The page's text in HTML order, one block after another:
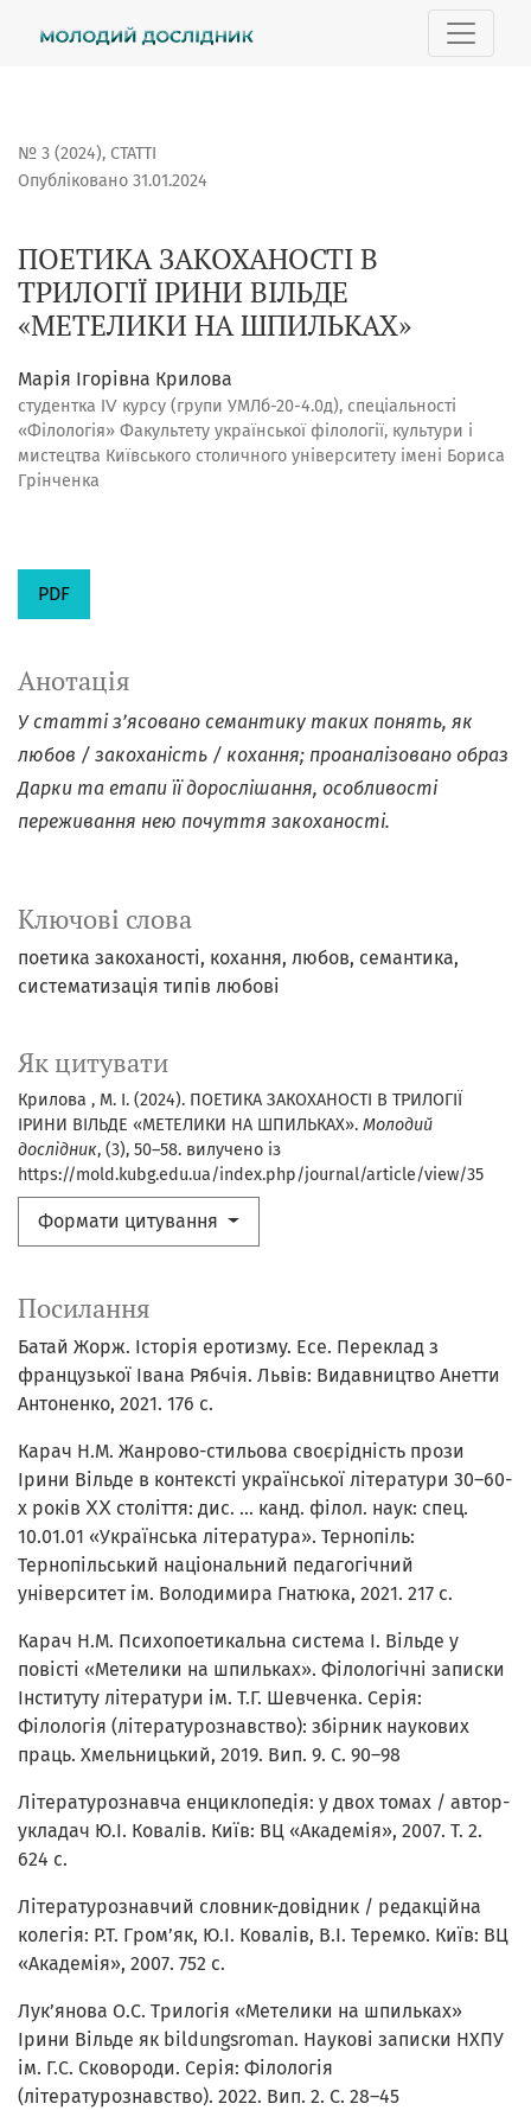
ПОЕТИКА ЗАКОХАНОСТІ В ТРИЛОГІЇ ІРИНИ ВІЛЬДЕ
№ 3 (2024), СТАТТІ
ПОЕТИКА ЗАКОХАНОСТІ В
ТРИЛОГІЇ ІРИНИ ВІЛЬДЕ
«МЕТЕЛИКИ НА ШПИЛЬКАХ»
Опубліковано 31.01.2024
Марія Ігорівна Крилова
студентка ⅠⅤ курсу (групи УМЛб-20-4.0д), спеціальності
«Філологія» Факультету української філології, культури і
мистецтва Київського столичного університету імені Бориса
Грінченка
PDF
Ключові слова
поетика закоханості кохання любов семантика
систематизація типів любові
Як цитувати
Крилова , М. І. (2024). ПОЕТИКА ЗАКОХАНОСТІ В ТРИЛОГІЇ
ІРИНИ ВІЛЬДЕ «МЕТЕЛИКИ НА ШПИЛЬКАХ». Молодий
дослідник, (3), 50–58. вилучено із
https://mold.kubg.edu.ua/index.php/journal/article/view/35
Формати цитування
Анотація
У статті з’ясовано семантику таких понять, як
любов / закоханість / кохання; проаналізовано образ
Дарки та етапи її дорослішання, особливості
переживання нею почуття закоханості.
Посилання
Батай Жорж. Історія еротизму. Есе. Переклад з
французької Івана Рябчія. Львів: Видавництво Анетти
Антоненко, 2021. 176 с.
Карач Н.М. Жанрово-стильова своєрідність прози
Ірини Вільде в контексті української літератури 30–60-
х років ⅩⅩ століття: дис. … канд. філол. наук: спец.
10.01.01 «Українська література». Тернопіль:
Тернопільський національний педагогічний
університет ім. Володимира Гнатюка, 2021. 217 с.
Карач Н.М. Психопоетикальна система І. Вільде у
повісті «Метелики на шпильках». Філологічні записки
Інституту літератури ім. Т.Г. Шевченка. Серія:
Філологія (літературознавство): збірник наукових
праць. Хмельницький, 2019. Вип. 9. С. 90–98
Літературознавча енциклопедія: у двох томах / автор-
укладач Ю.І. Ковалів. Київ: ВЦ «Академія», 2007. Т. 2.
624 с.
Літературознавчий словник-довідник / редакційна
колегія: Р.Т. Гром’як, Ю.І. Ковалів, В.І. Теремко. Київ: ВЦ
«Академія», 2007. 752 с.
Лук’янова О.С. Трилогія «Метелики на шпильках»
Ірини Вільде як bildungsroman. Наукові записки НХПУ
ім. Г.С. Сковороди. Серія: Філологія
(літературознавство). 2022. Вип. 2. С. 28–45